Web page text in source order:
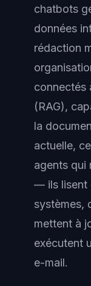
chatbots
données
rédaction
connectés
(RAG),
la
actuelle,
agents qui
— ils lisent
systèmes,
mettent à
exécutent
e-mail.